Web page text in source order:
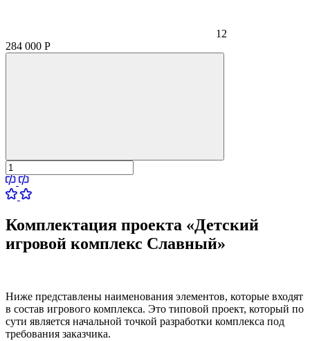
12
284 000 Р
Комплектация проекта «Детский
игровой комплекс Славный»
Ниже представлены наименования элементов, которые входят
в состав игрового комплекса. Это типовой проект, который по
сути является начальной точкой разработки комплекса под
требования заказчика.